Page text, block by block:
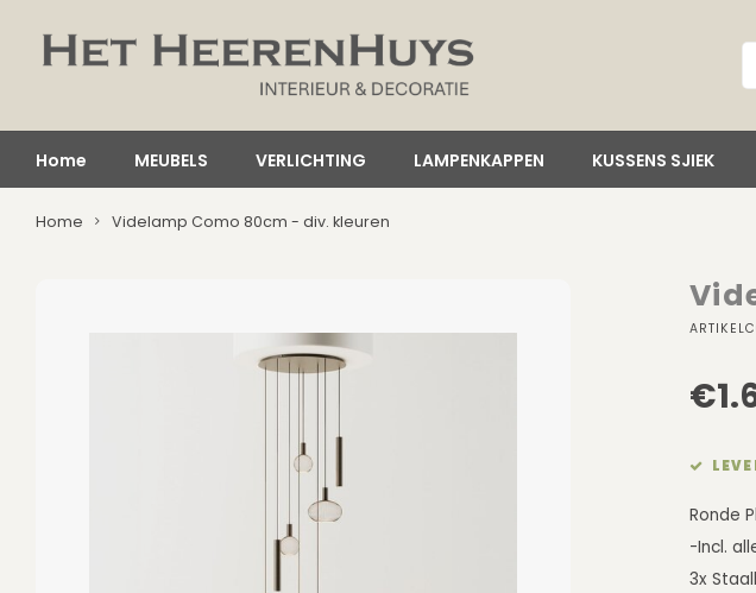
Home MEUBELS VERLICHTING LAMPENKAPPEN KUSSENS SJIEK
Home Videlamp Como 80cm - div. kleuren
Ronde
-Incl.
3x